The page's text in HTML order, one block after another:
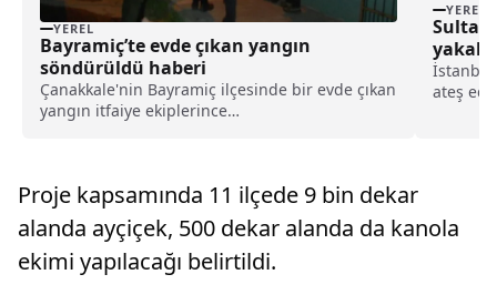
YEREL
Bayramiç’te evde çıkan yangın
söndürüldü haberi
Çanakkale'nin Bayramiç ilçesinde bir evde çıkan
yangın itfaiye ekiplerince
bilinmeyen nedenle ...
YEREL
ateş
Proje kapsamında 11 ilçede 9 bin dekar
alanda ayçiçek, 500 dekar alanda da kanola
ekimi yapılacağı belirtildi.